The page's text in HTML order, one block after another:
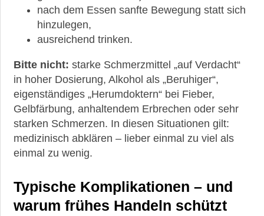
nach dem Essen sanfte Bewegung statt sich
hinzulegen,
ausreichend trinken.
Bitte nicht: starke Schmerzmittel „auf Verdacht“
in hoher Dosierung, Alkohol als „Beruhiger“,
eigenständiges „Herumdoktern“ bei Fieber,
Gelbfärbung, anhaltendem Erbrechen oder sehr
starken Schmerzen. In diesen Situationen gilt:
medizinisch abklären – lieber einmal zu viel als
einmal zu wenig.
Typische Komplikationen – und
warum frühes Handeln schützt